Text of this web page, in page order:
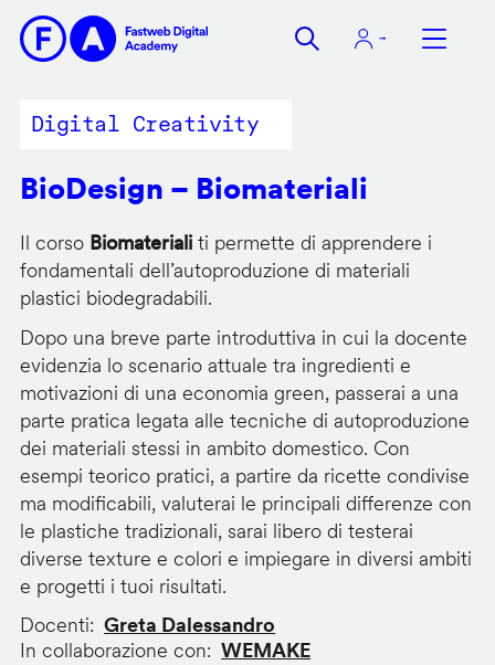
contenuto
Digital Creativity
BioDesign – Biomateriali
Il corso Biomaterialiti permette di apprendere i
fondamentali dell’autoproduzione di materiali
plastici biodegradabili.
Dopo una breve parte introduttiva in cui la docente
evidenzia lo scenario attuale tra ingredienti e
motivazioni di una economia green, passerai a una
parte pratica legata alle tecniche di autoproduzione
dei materiali stessi in ambito domestico. Con
esempi teorico pratici, a partire da ricette condivise
ma modificabili, valuterai le principali differenze con
le plastiche tradizionali, sarai libero di testerai
diverse texture e colori e impiegare in diversi ambiti
e progetti i tuoi risultati.
Docenti
Greta Dalessandro
In collaborazione con
WEMAKE